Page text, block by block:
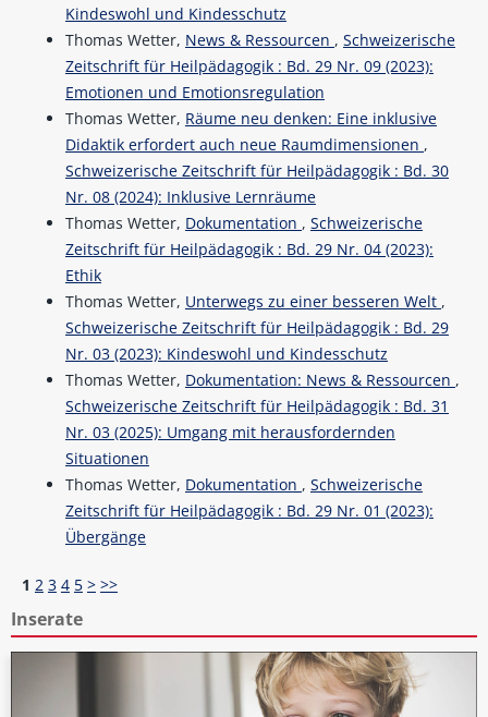
Kindeswohl und Kindesschutz
Thomas Wetter, News & Ressourcen , Schweizerische
Zeitschrift für Heilpädagogik : Bd. 29 Nr. 09 (2023):
Emotionen und Emotionsregulation
Thomas Wetter, Räume neu denken: Eine inklusive
Didaktik erfordert auch neue Raumdimensionen ,
Schweizerische Zeitschrift für Heilpädagogik : Bd. 30
Nr. 08 (2024): Inklusive Lernräume
Thomas Wetter, Dokumentation , Schweizerische
Zeitschrift für Heilpädagogik : Bd. 29 Nr. 04 (2023):
Ethik
Thomas Wetter, Unterwegs zu einer besseren Welt ,
Schweizerische Zeitschrift für Heilpädagogik : Bd. 29
Nr. 03 (2023): Kindeswohl und Kindesschutz
Thomas Wetter, Dokumentation: News & Ressourcen ,
Schweizerische Zeitschrift für Heilpädagogik : Bd. 31
Nr. 03 (2025): Umgang mit herausfordernden
Situationen
Thomas Wetter, Dokumentation , Schweizerische
Zeitschrift für Heilpädagogik : Bd. 29 Nr. 01 (2023):
Übergänge
1 2 3 4 5 > >>
Inserate